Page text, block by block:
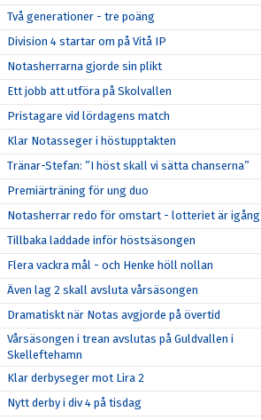
Två generationer - tre poäng
Division 4 startar om på Vitå IP
Notasherrarna gjorde sin plikt
Ett jobb att utföra på Skolvallen
Pristagare vid lördagens match
Klar Notasseger i höstupptakten
Tränar-Stefan: ”I höst skall vi sätta chanserna”
Premiärträning för ung duo
Notasherrar redo för omstart - lotteriet är igång
Tillbaka laddade inför höstsäsongen
Flera vackra mål - och Henke höll nollan
Även lag 2 skall avsluta vårsäsongen
Dramatiskt när Notas avgjorde på övertid
Vårsäsongen i trean avslutas på Guldvallen i
Skelleftehamn
Klar derbyseger mot Lira 2
Nytt derby i div 4 på tisdag